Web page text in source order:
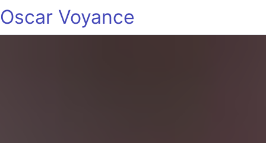
Oscar Voyance